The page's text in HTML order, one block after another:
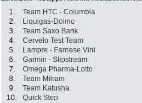
1. Team HTC - Columbia
2.
Liquigas-Doimo
3.
Team Saxo Bank
4.
Cervelo Test Team
5.
Lampre - Farnese Vini
6.
Garmin - Slipstream
7.
Omega Pharma-Lotto
8.
Team Milram
9.
Team Katusha
10.
Quick Step